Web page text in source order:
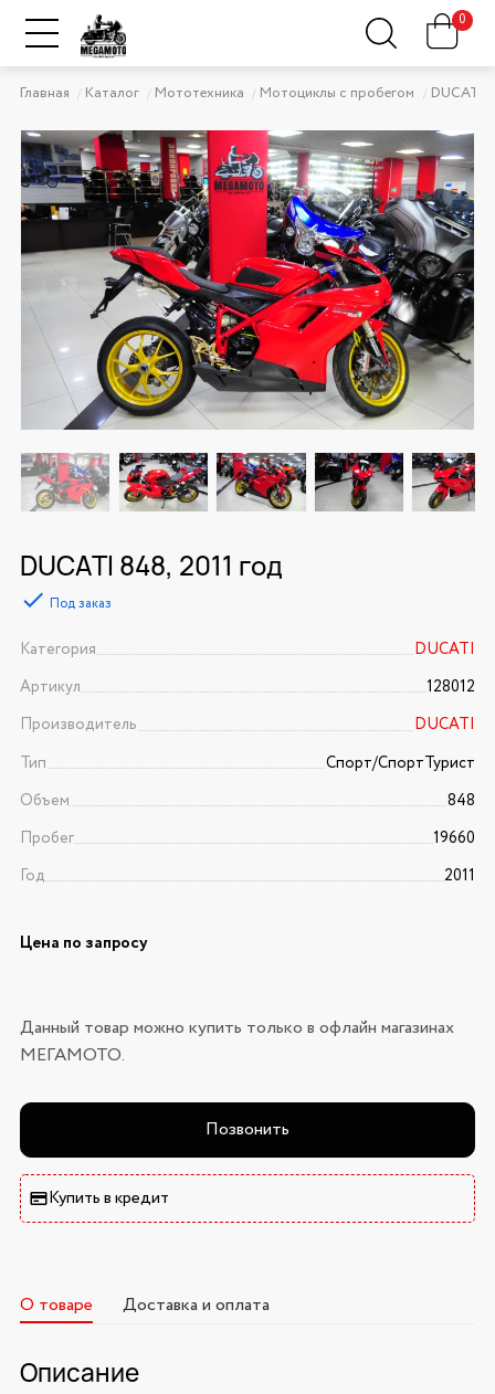
0
Главная Каталог Мототехника Мотоциклы с пробегом DUCATI
DUCATI 848, 2011 год
Под заказ
Категория
DUCATI
Артикул
128012
Производитель
DUCATI
Тип
Спорт/CпортТурист
Объем
848
Пробег
19660
Год
2011
Цена по запросу
Данный товар можно купить только в офлайн магазинах
МЕГАМОТО.
Позвонить
Купить в кредит
О товаре Доставка и оплата
Описание